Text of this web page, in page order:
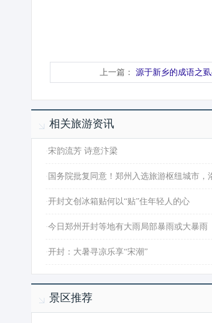
上一篇： 源于新乡的成语之
相关旅游资讯
·宋韵流芳 诗意汴梁
· 国务院批复同意！郑州入选旅游枢纽城市，
·开封文创冰箱贴何以“贴”住年轻人的心
·今日郑州开封等地有大雨局部暴雨或大暴雨
·开封：大暑寻凉乐享“宋潮”
景区推荐